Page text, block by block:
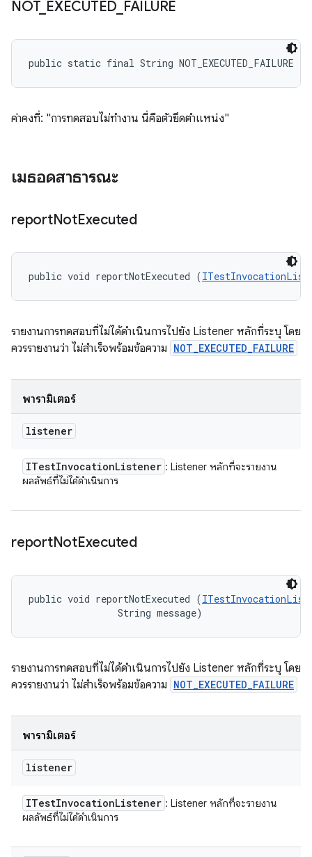
NOT_ EXECUTED FAILURE
public static final String NOT_EXECUTED_FAILURE
ค่าคงที่: "การทดสอบไม่ทำงาน นี่คือตัวยึดตำแหน่ง"
เมธอดสาธารณะ
reportNotExecuted
public void reportNotExecuted (
รายงานการทดสอบที่ไม่ได้ดำเนินการไปยัง Listener หลักที่ระบุ โดย
ควรรายงานว่า ไม่สำเร็จพร้อมข้อความ NOT_EXECUTED_FAILURE
พารามิเตอร์
listener
ITestInvocationListener : Listener หลักที่จะรายงาน
ผลลัพธ์ที่ไม่ได้ดำเนินการ
reportNotExecuted
public void reportNotExecuted (
                String message)
รายงานการทดสอบที่ไม่ได้ดำเนินการไปยัง Listener หลักที่ระบุ โดย
ควรรายงานว่า ไม่สำเร็จพร้อมข้อความ NOT_EXECUTED_FAILURE
พารามิเตอร์
listener
ITestInvocationListener : Listener หลักที่จะรายงาน
ผลลัพธ์ที่ไม่ได้ดำเนินการ